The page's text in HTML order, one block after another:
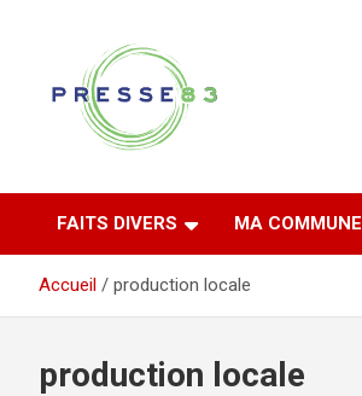
Presse 83
FAITS DIVERS MA COMMUNE
Accueil production locale
production locale